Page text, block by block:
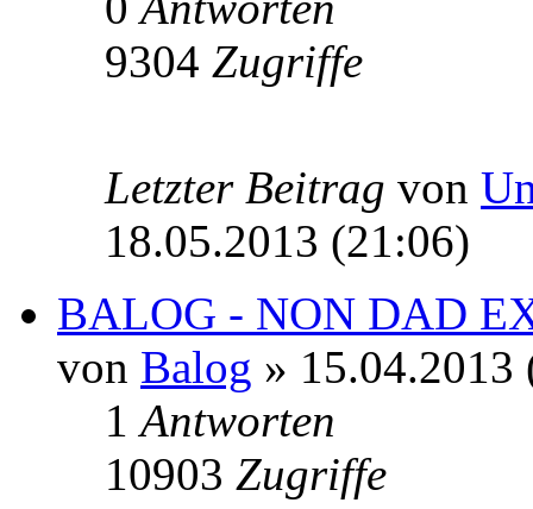
9304 Zugriffe
Letzter Beitrag von
18.05.2013 (21:06)
BALOG - NON DAD
von Balog » 15.04.2013
1Antworten
10903 Zugriffe